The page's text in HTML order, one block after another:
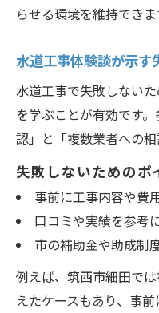
らせる環境を維持できま
水道工事体験談が示す
水道工事で失敗しない
を学ぶことが有効です
認」と「複数業者への相
失敗しないためのポ
事前に工事内容や費
口コミや実績を参考
市の補助金や助成制
例えば、筑西市細田で
えたケースもあり、事